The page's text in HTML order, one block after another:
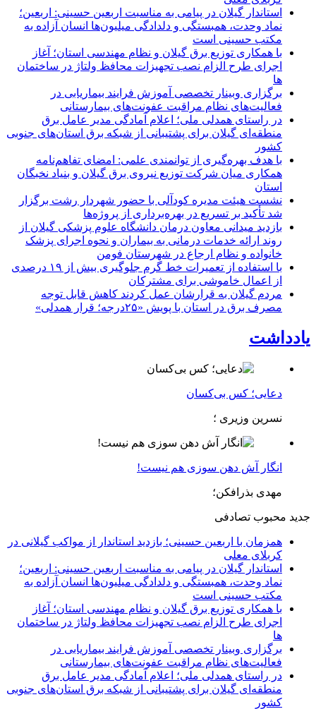
استاندار گیلان در پیامی به مناسبت اربعین حسینی: اربعین؛
نماد وحدت، همبستگی و دلدادگی میلیون‌ها انسان آزاده به
مکتب حسینی است
با همکاری توزیع برق گیلان و نظام مهندسی استان؛ آغاز
اجرای طرح الزام نصب تجهیزات محافظ ولتاژ در ساختمان
ها
برگزاری وبینار تخصصی آموزش فرایند بیماریابی در
فعالیت‌های نظام مراقبت عفونت‌های بیمارستانی
در راستای همدلی ملی؛ اعلام آمادگی مدیر عامل برق
منطقه‌ای گیلان برای پشتیبانی از شبكه برق استان‌های جنوبی
كشور
با هدف بهره‌گیری از توانمندی علمی: امضای تفاهم‌نامه
همكاری میان شركت توزیع نیروی برق گیلان و بنیاد نخبگان
استان
نشست هیئت مدیره کودآلی با حضور شهردار رشت برگزار
شد تأکید بر تسریع در بهره‌برداری از پروژه‌ها
بازدید میدانی معاون درمان دانشگاه علوم پزشکی گیلان از
روند ارائه خدمات درمانی به بیماران و نحوه اجرای پزشک
خانواده و نظام ارجاع در شهرستان فومن
با استفاده از تعمیرات خط گرم جلوگیری بیش از ۱۹ درصدی
از اعمال خاموشی برای مشتركان
مردم گیلان به قرارشان عمل کردند كاهش قابل توجه
مصرف برق در استان با پویش «۲۵درجه؛ قرار همدلی»
یادداشت
دعایی؛ کس بی‌کسان
نسرین وزیری ؛
انگار آش دهن سوزی هم نیست!
مهدی بذرافکن؛
جدید محبوب تصادفی
همزمان با اربعین حسینی؛ بازدید استاندار از مواکب گیلانی در
کربلای معلی
استاندار گیلان در پیامی به مناسبت اربعین حسینی: اربعین؛
نماد وحدت، همبستگی و دلدادگی میلیون‌ها انسان آزاده به
مکتب حسینی است
با همکاری توزیع برق گیلان و نظام مهندسی استان؛ آغاز
اجرای طرح الزام نصب تجهیزات محافظ ولتاژ در ساختمان
ها
برگزاری وبینار تخصصی آموزش فرایند بیماریابی در
فعالیت‌های نظام مراقبت عفونت‌های بیمارستانی
در راستای همدلی ملی؛ اعلام آمادگی مدیر عامل برق
منطقه‌ای گیلان برای پشتیبانی از شبكه برق استان‌های جنوبی
كشور